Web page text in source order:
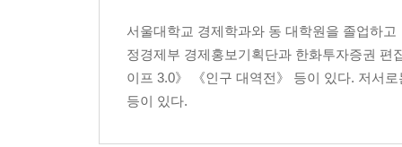
서울대학교 경제학과와 동 대학원을 졸업하
정경제부 경제홍보기획단과 한화투자증권
이프 3.0》 《인구 대역전》 등이 있다. 저서
등이 있다.